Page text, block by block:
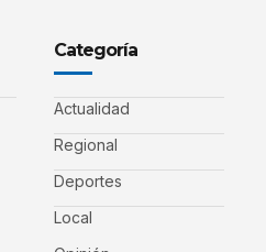
Categoría
Actualidad
Regional
Deportes
Local